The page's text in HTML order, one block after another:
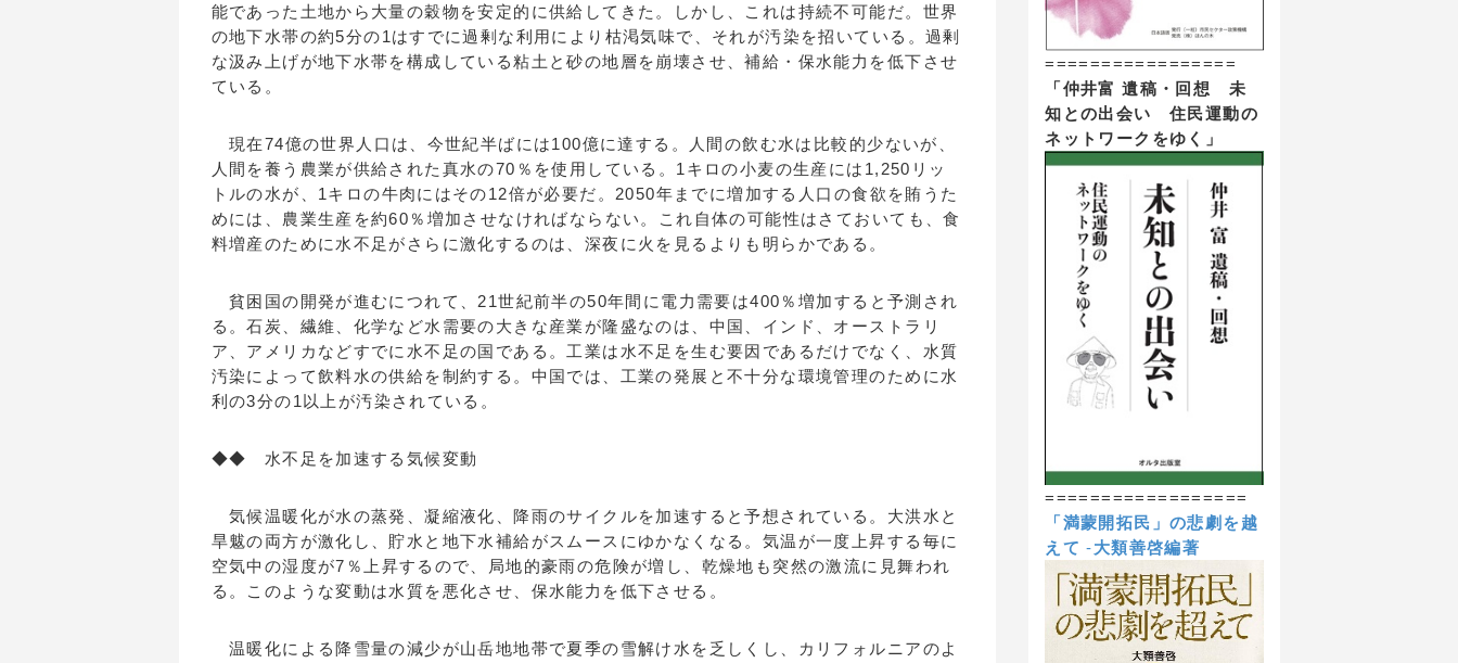
能であった土地から大量の穀物を安定的に供給してきた。しかし、これは持続不可能だ。世界
の地下水帯の約5分の1はすでに過剰な利用により枯渇気味で、それが汚染を招いている。過剰
な汲み上げが地下水帯を構成している粘土と砂の地層を崩壊させ、補給・保水能力を低下させ
ている。
現在74億の世界人口は、今世紀半ばには100億に達する。人間の飲む水は比較的少ないが、
人間を養う農業が供給された真水の70％を使用している。1キロの小麦の生産には1,250リッ
トルの水が、1キロの牛肉にはその12倍が必要だ。2050年までに増加する人口の食欲を賄うた
めには、農業生産を約60％増加させなければならない。これ自体の可能性はさておいても、食
料増産のために水不足がさらに激化するのは、深夜に火を見るよりも明らかである。
貧困国の開発が進むにつれて、21世紀前半の50年間に電力需要は400％増加すると予測され
る。石炭、繊維、化学など水需要の大きな産業が隆盛なのは、中国、インド、オーストラリ
ア、アメリカなどすでに水不足の国である。工業は水不足を生む要因であるだけでなく、水質
汚染によって飲料水の供給を制約する。中国では、工業の発展と不十分な環境管理のために水
利の3分の1以上が汚染されている。
◆◆ 水不足を加速する気候変動
気候温暖化が水の蒸発、凝縮液化、降雨のサイクルを加速すると予想されている。大洪水と
旱魃の両方が激化し、貯水と地下水補給がスムースにゆかなくなる。気温が一度上昇する毎に
空気中の湿度が7％上昇するので、局地的豪雨の危険が増し、乾燥地も突然の激流に見舞われ
る。このような変動は水質を悪化させ、保水能力を低下させる。
温暖化による降雪量の減少が山岳地地帯で夏季の雪解け水を乏しくし、カリフォルニアのよ
=================
「仲井富 遺稿・回想 未
知との出会い 住民運動の
ネットワークをゆく」
==================
「満蒙開拓民」の悲劇を越
えて -大類善啓編著